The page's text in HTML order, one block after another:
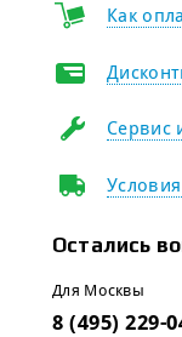
Как
Сервис
Остались
Для Москвы
8 (495) 229-